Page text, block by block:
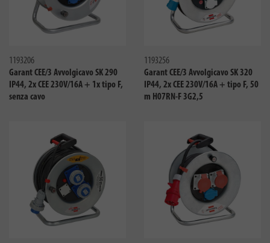
1193206
Garant CEE/3 Avvolgicavo SK 290
IP44, 2x CEE 230V/16A + 1x tipo F,
senza cavo
1193256
Garant CEE/3 Avvolgicavo SK 320
IP44, 2x CEE 230V/16A + tipo F, 50
m H07RN-F 3G2,5